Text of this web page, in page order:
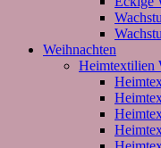
Weihnachten
Heimtextilien